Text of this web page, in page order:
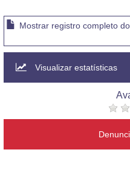
Mostrar registro completo
Visualizar estatísticas